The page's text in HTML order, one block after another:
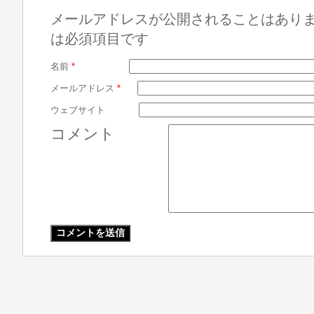
メールアドレスが公開されることはあり
は必須項目です
名前 *
メールアドレス *
ウェブサイト
コメント